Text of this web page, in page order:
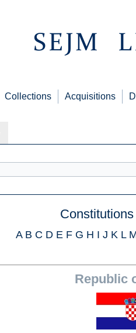
Collections Acquisitions
A B C D E F G H I J K L
Republic